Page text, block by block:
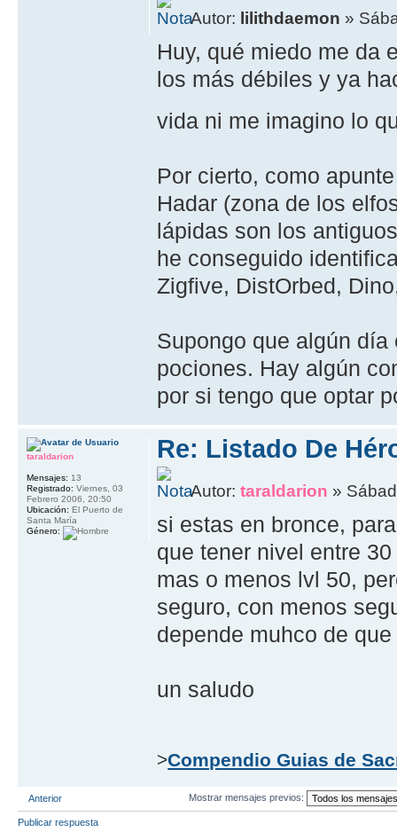
Autor: lilithdaemon »
Huy, qué miedo me da
los más débiles y ya
vida ni me imagino lo
Por cierto, como
Hadar (zona de los
lápidas son los
he conseguido
Zigfive, DistOrbed,
Supongo que algún
pociones. Hay algún
por si tengo que optar
Re: Listado De
Autor:taraldarion »
si estas en bronce,
que tener nivel entre
mas o menos lvl 50,
seguro, con menos
depende muhco de
un saludo
>Compendio Guias de
taraldarion
Mensajes: 13
Registrado: Viernes, 03
Febrero 2006, 20:50
Ubicación: El Puerto de
Santa María
Género:
Anterior Mostrar mensajes previos:
Publicar respuesta